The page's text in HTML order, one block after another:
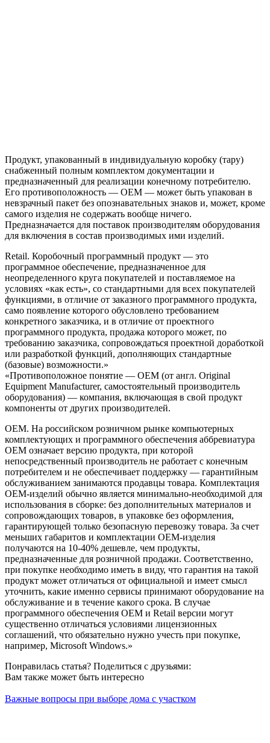
Продукт, упакованный в индивидуальную коробку (тару)
снабженный полным комплектом документации и
предназначенный для реализации конечному потребителю.
Его противоположность — OEM — может быть упакован в
невзрачный пакет без опознавательных знаков и, может, кроме
самого изделия не содержать вообще ничего.
Предназначается для поставок производителям оборудования
для включения в состав производимых ими изделий.
Retail. Коробочный программный продукт — это
программное обеспечение, предназначенное для
неопределенного круга покупателей и поставляемое на
условиях «как есть», со стандартными для всех покупателей
функциями, в отличие от заказного программного продукта,
само появление которого обусловлено требованием
конкретного заказчика, и в отличие от проектного
программного продукта, продажа которого может, по
требованию заказчика, сопровождаться проектной доработкой
или разработкой функций, дополняющих стандартные
(базовые) возможности.»
«Противоположное понятие — OEM (от англ. Original
Equipment Manufacturer, самостоятельный производитель
оборудования) — компания, включающая в свой продукт
компоненты от других производителей.
OEM. На российском розничном рынке компьютерных
комплектующих и программного обеспечения аббревиатура
OEM означает версию продукта, при которой
непосредственный производитель не работает с конечным
потребителем и не обеспечивает поддержку — гарантийным
обслуживанием занимаются продавцы товара. Комплектация
OEM-изделий обычно является минимально-необходимой для
использования в сборке: без дополнительных материалов и
сопровождающих товаров, в упаковке без оформления,
гарантирующей только безопасную перевозку товара. За счет
меньших габаритов и комплектации OEM-изделия
получаются на 10-40% дешевле, чем продукты,
предназначенные для розничной продажи. Соответственно,
при покупке необходимо иметь в виду, что гарантия на такой
продукт может отличаться от официальной и имеет смысл
уточнить, какие именно сервисы принимают оборудование на
обслуживание и в течение какого срока. В случае
программного обеспечения OEM и Retail версии могут
существенно отличаться условиями лицензионных
соглашений, что обязательно нужно учесть при покупке,
например, Microsoft Windows.»
Понравилась статья? Поделиться с друзьями:
Вам также может быть интересно
Важные вопросы при выборе дома с участком